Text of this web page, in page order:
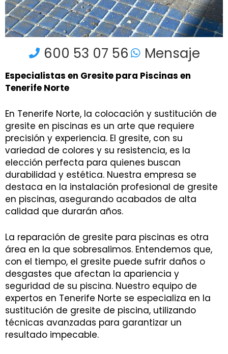
Especialistas en Gresite para Piscinas en
Tenerife Norte
En Tenerife Norte, la colocación y sustitución de
gresite en piscinas es un arte que requiere
precisión y experiencia. El gresite, con su
variedad de colores y su resistencia, es la
elección perfecta para quienes buscan
durabilidad y estética. Nuestra empresa se
destaca en la instalación profesional de gresite
en piscinas, asegurando acabados de alta
calidad que durarán años.
La reparación de gresite para piscinas es otra
área en la que sobresalimos. Entendemos que,
con el tiempo, el gresite puede sufrir daños o
desgastes que afectan la apariencia y
seguridad de su piscina. Nuestro equipo de
expertos en Tenerife Norte se especializa en la
sustitución de gresite de piscina, utilizando
técnicas avanzadas para garantizar un
resultado impecable.
600 53 07 56 Mensaje